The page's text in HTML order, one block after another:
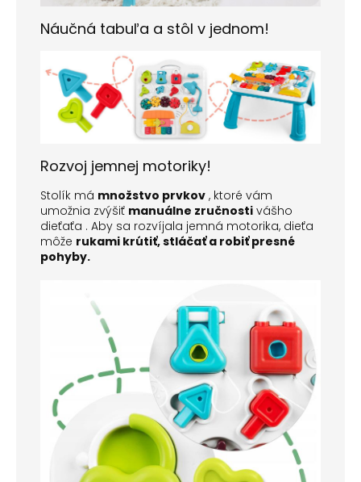
Náučná tabuľa a stôl v jednom!
Rozvoj jemnej motoriky!
Stolík má množstvo prvkov , ktoré vám
umožnia zvýšiť manuálne zručnosti vášho
dieťaťa . Aby sa rozvíjala jemná motorika, dieťa
môže rukami krútiť, stláčať a robiť presné
pohyby.